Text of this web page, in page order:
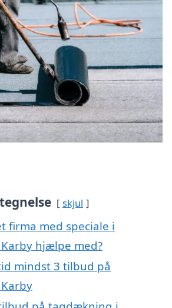
skjul
firma med speciale i
hjælpe med?
mindst 3 tilbud på